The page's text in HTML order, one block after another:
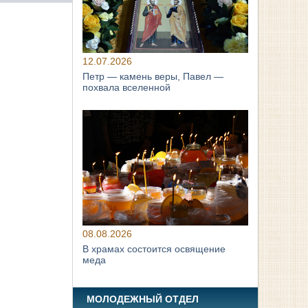
12.07.2026
Петр — камень веры, Павел —
похвала вселенной
08.08.2026
В храмах состоится освящение
меда
МОЛОДЕЖНЫЙ ОТДЕЛ